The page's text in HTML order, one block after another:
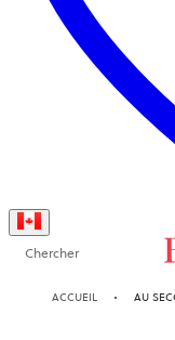
Chercher
ACCUEIL AU